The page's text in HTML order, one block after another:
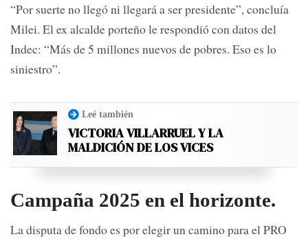
“Por suerte no llegó ni llegará a ser presidente”, concluía
Milei. El ex alcalde porteño le respondió con datos del
Indec: “Más de 5 millones nuevos de pobres. Eso es lo
siniestro”.
Leé también
VICTORIA VILLARRUEL Y LA
MALDICIÓN DE LOS VICES
Campaña 2025 en el horizonte.
La disputa de fondo es por elegir un camino para el PRO